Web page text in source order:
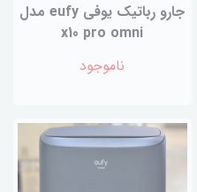
جارو رباتیک یوفی eufy مدل
x10 pro omni
ناموجود